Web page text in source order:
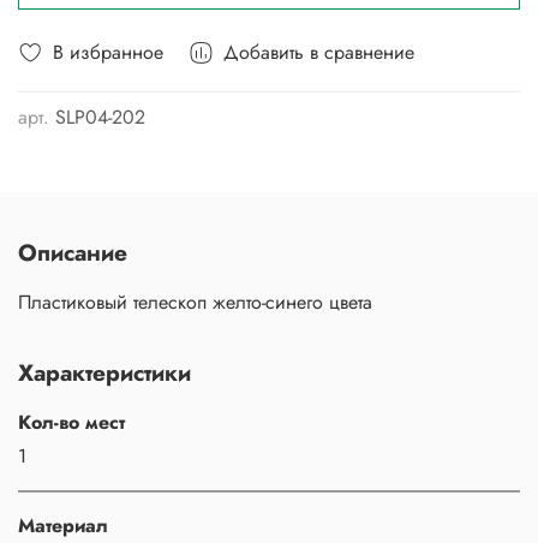
В избранное Добавить в сравнение
арт. SLP04-202
Описание
Пластиковый телескоп желто-синего цвета
Характеристики
Кол-во мест
1
Материал